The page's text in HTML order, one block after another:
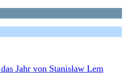
Jahr von Stanisław Lem